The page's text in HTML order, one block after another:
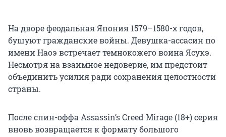
На дворе феодальная Япония 1579–1580-х годов,
бушуют гражданские войны. Девушка-ассасин по
имени Наоэ встречает темнокожего воина Ясукэ.
Несмотря на взаимное недоверие, им предстоит
объединить усилия ради сохранения целостности
страны.
После спин-оффа Assassin’s Creed Mirage (18+) серия
вновь возвращается к формату большого